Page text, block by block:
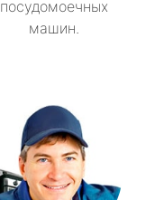
посудомоечных
машин.